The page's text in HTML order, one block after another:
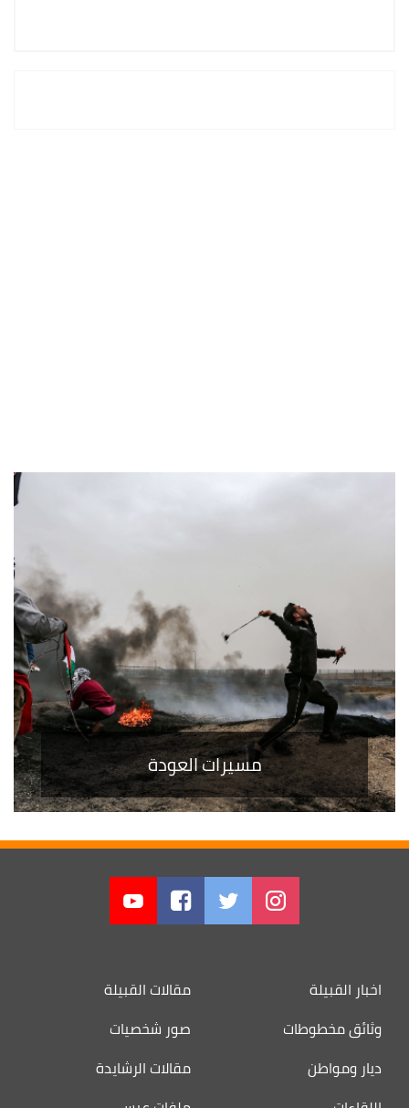
مسيرات العودة
اخبار القبيلة
مقالات القبيلة
وثائق مخطوطات
صور شخصيات
ديار ومواطن
مقالات الرشايدة